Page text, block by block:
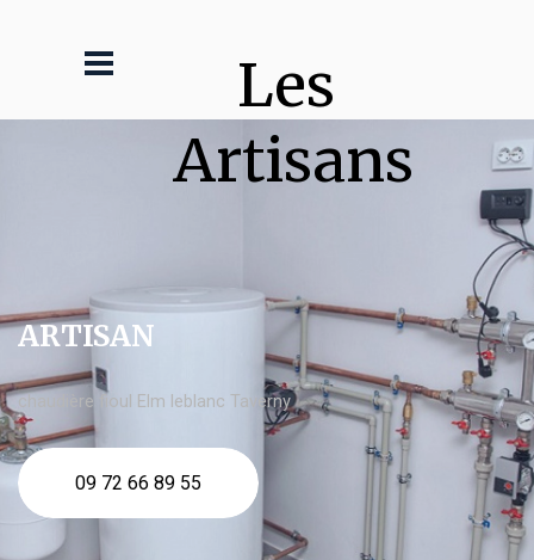
Les
Artisans
ARTISAN
chaudière fioul Elm leblanc Taverny
09 72 66 89 55